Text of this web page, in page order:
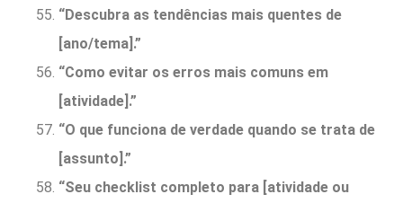
“Descubra as tendências mais quentes de
[ano/tema].”
“Como evitar os erros mais comuns em
[atividade].”
“O que funciona de verdade quando se trata de
[assunto].”
“Seu checklist completo para [atividade ou